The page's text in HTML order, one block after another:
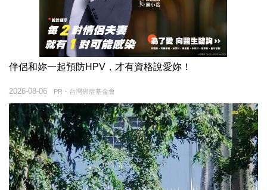
伴侶和妳一起預防HPV，才有資格說愛妳！
PR・台灣癌症基金會
2026-08-06